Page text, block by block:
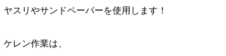
ヤスリやサンドペーパーを使用します！
ケレン作業は、